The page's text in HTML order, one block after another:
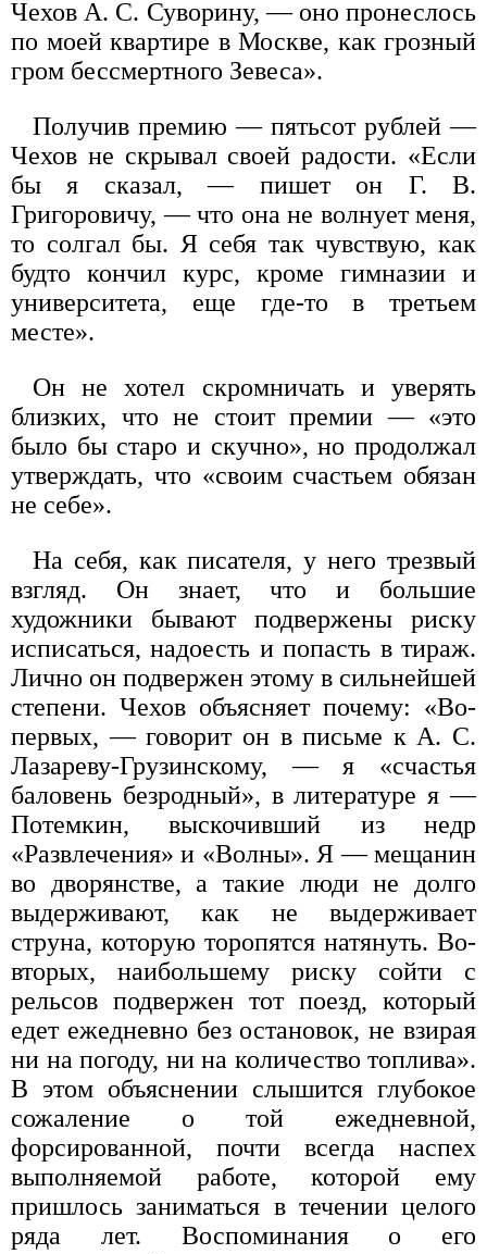
Чехов А. С. Суворину, — оно пронеслось
по моей квартире в Москве, как грозный
гром бессмертного Зевеса».
Получив премию — пятьсот рублей —
Чехов не скрывал своей радости. «Если
бы я сказал, — пишет он Г. В.
Григоровичу, — что она не волнует меня,
то солгал бы. Я себя так чувствую, как
будто кончил курс, кроме гимназии и
университета, еще где-то в третьем
месте».
Он не хотел скромничать и уверять
близких, что не стоит премии — «это
было бы старо и скучно», но продолжал
утверждать, что «своим счастьем обязан
не себе».
На себя, как писателя, у него трезвый
взгляд. Он знает, что и большие
художники бывают подвержены риску
исписаться, надоесть и попасть в тираж.
Лично он подвержен этому в сильнейшей
степени. Чехов объясняет почему: «Во-
первых, — говорит он в письме к А. С.
Лазареву-Грузинскому, — я «счастья
баловень безродный», в литературе я —
Потемкин, выскочивший из недр
«Развлечения» и «Волны». Я — мещанин
во дворянстве, а такие люди не долго
выдерживают, как не выдерживает
струна, которую торопятся натянуть. Во-
вторых, наибольшему риску сойти с
рельсов подвержен тот поезд, который
едет ежедневно без остановок, не взирая
ни на погоду, ни на количество топлива».
В этом объяснении слышится глубокое
сожаление о той ежедневной,
форсированной, почти всегда наспех
выполняемой работе, которой ему
пришлось заниматься в течении целого
ряда лет. Воспоминания о его